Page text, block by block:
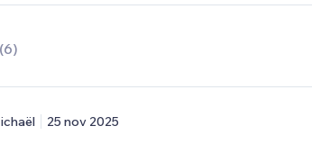
(6)
25 nov 2025